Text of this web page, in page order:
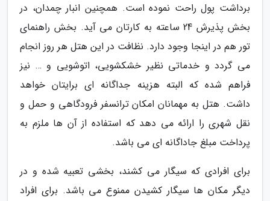
برداشت پول راحت نموده است. همچنین انبار چمدان، در
بخش پذیرش 24 ساعته به کارتان می آید. بخش راهنمای
تور هم در اینجا وجود دارد. نظافت در این هتل هر روز انجام
می گردد و خدماتی نظیر خشکشویی، اتوشویی و … نیز
فراهم شده که البته هزینه جداگانه ای برایتان خواهد
داشت. هتل به مهمانان امکان ترانسفر فرودگاهی و حمل و
نقل شهری را ارائه می دهد که استفاده از آن ها ملزم به
پرداخت مبلغ جاداگانه ای می باشد.
برای افرادی که سیگار می کشند، بخشی تعبیه شده و در
دیگر مکان ها سیگار کشیدن ممنوع می باشد. برای افراد